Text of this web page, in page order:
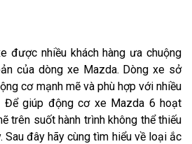
được nhiều khách hàng ưa chuộng
của dòng xe Mazda. Dòng xe sở
cơ mạnh mẽ và phù hợp với nhiều
Để giúp động cơ xe Mazda 6 hoạt
trên suốt hành trình không thể thiếu
Sau đây hãy cùng tìm hiểu về loại ắc